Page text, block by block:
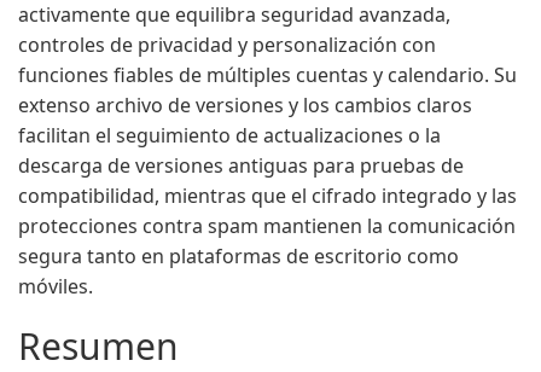
activamente que equilibra seguridad avanzada,
controles de privacidad y personalización con
funciones fiables de múltiples cuentas y calendario. Su
extenso archivo de versiones y los cambios claros
facilitan el seguimiento de actualizaciones o la
descarga de versiones antiguas para pruebas de
compatibilidad, mientras que el cifrado integrado y las
protecciones contra spam mantienen la comunicación
segura tanto en plataformas de escritorio como
móviles.
Resumen